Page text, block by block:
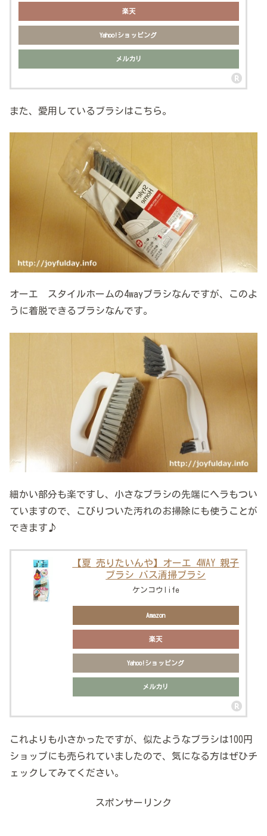
楽天
Yahoo!ショッピング
メルカリ
また、愛用しているブラシはこちら。
オーエ スタイルホームの4wayブラシなんですが、このよ
うに着脱できるブラシなんです。
細かい部分も楽ですし、小さなブラシの先端にヘラもつい
ていますので、こびりついた汚れのお掃除にも使うことが
できます♪
【夏 売りたいんや】オーエ 4WAY 親子
ブラシ バス清掃ブラシ
ケンコウlife
Amazon
楽天
Yahoo!ショッピング
メルカリ
これよりも小さかったですが、似たようなブラシは100円
ショップにも売られていましたので、気になる方はぜひチ
ェックしてみてください。
スポンサーリンク